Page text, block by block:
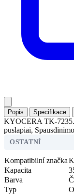
Popis Specifikace
KYOCERA TK-7235.
puslapiai,
OSTATNÍ
Kompatibilní značka
Kapacita
Barva
Typ